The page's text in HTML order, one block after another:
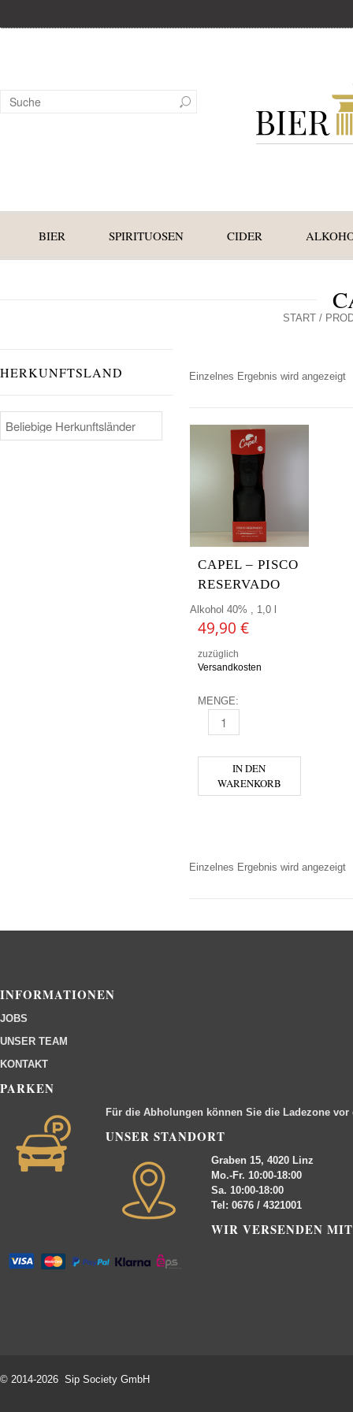
BIER SPIRITUOSEN CIDER
START/
HERKUNFTSLAND Einzelnes Ergebnis wird angezeigt
CAPEL – PISCO
RESERVADO
Alkohol 40% , 1,0 l
49,90 €
zuzüglich
Versandkosten
MENGE:
CAPEL - PISCO RESERVADO
IN DEN
WARENKORB
Einzelnes Ergebnis wird angezeigt
INFORMATIONEN
JOBS
UNSER TEAM
KONTAKT
PARKEN
Für die Abholungen können Sie die Ladezone
UNSER STANDORT
Graben 15, 4020 Linz
Mo.-Fr. 10:00-18:00
Sa. 10:00-18:00
Tel: 0676 / 4321001
WIR VERSENDEN
© 2014-2026 Sip Society GmbH